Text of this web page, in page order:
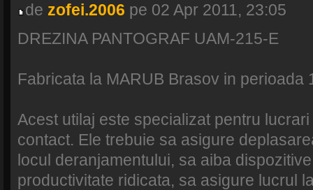
de zofei.2006 pe 02 Apr 2011, 23:05
DREZINA PANTOGRAF UAM-215-E
Fabricata la MARUB Brasov in perioada
Acest utilaj este specializat pentru
contact. Ele trebuie sa asigure
locul deranjamentului, sa aiba
productivitate ridicata, sa asigure lucrul